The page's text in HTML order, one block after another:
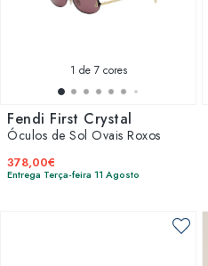
1 de 7 cores
Fendi First Crystal
Óculos de Sol Ovais Roxos
378,00€
Entrega Terça-feira 11 Agosto